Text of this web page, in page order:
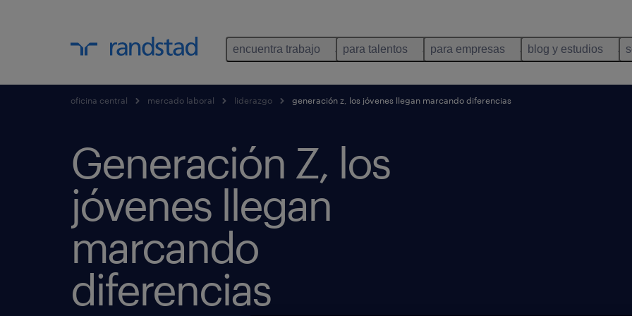
encuentra trabajo para talentos para empresas blog y estudios
oficina central mercado laboral liderazgo generación z, los jóvenes llegan marcando diferencias
Generación Z, los
jóvenes llegan
marcando
diferencias